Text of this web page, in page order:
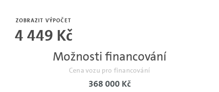
Cena vozu pro financování
368 000 Kč
Možnosti financování
ZOBRAZIT VÝPOČET
4 449 Kč
měsíců